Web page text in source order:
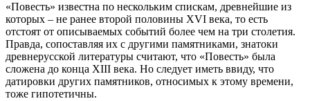
«Повесть» известна по нескольким спискам, древнейшие из
которых – не ранее второй половины XVI века, то есть
отстоят от описываемых событий более чем на три столетия.
Правда, сопоставляя их с другими памятниками, знатоки
древнерусской литературы считают, что «Повесть» была
сложена до конца XIII века. Но следует иметь ввиду, что
датировки других памятников, относимых к этому времени,
тоже гипотетичны.